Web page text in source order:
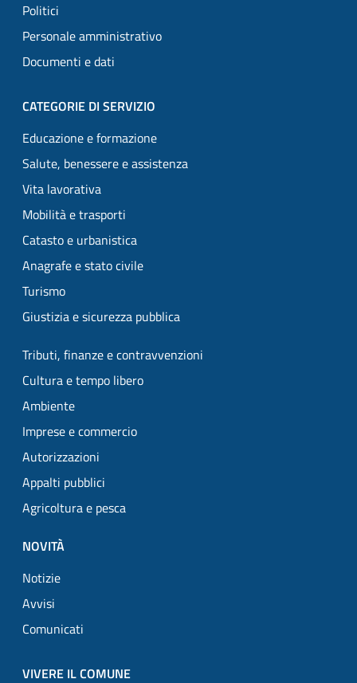
Politici
Personale amministrativo
Documenti e dati
CATEGORIE DI SERVIZIO
Educazione e formazione
Salute, benessere e assistenza
Vita lavorativa
Mobilità e trasporti
Catasto e urbanistica
Anagrafe e stato civile
Turismo
Giustizia e sicurezza pubblica
Tributi, finanze e contravvenzioni
Cultura e tempo libero
Ambiente
Imprese e commercio
Autorizzazioni
Appalti pubblici
Agricoltura e pesca
NOVITÀ
Notizie
Avvisi
Comunicati
VIVERE IL COMUNE